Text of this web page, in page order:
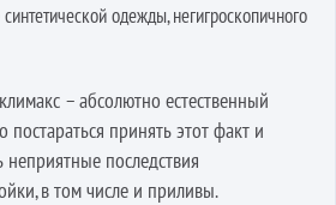
одежды, негигроскопичного
– абсолютно естественный
принять этот факт и
неприятные последствия
в том числе и приливы.